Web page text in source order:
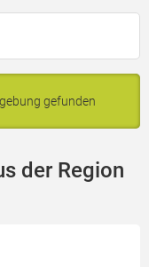
gefunden
der Region